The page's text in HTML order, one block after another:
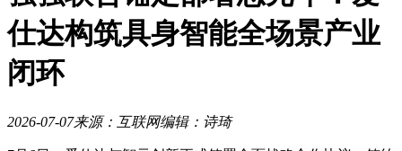
仕达构筑具身智能全场景产业
闭环
2026-07-07来源：互联网编辑：诗琦